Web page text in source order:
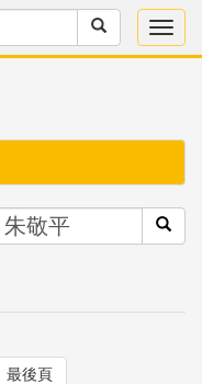
最後頁